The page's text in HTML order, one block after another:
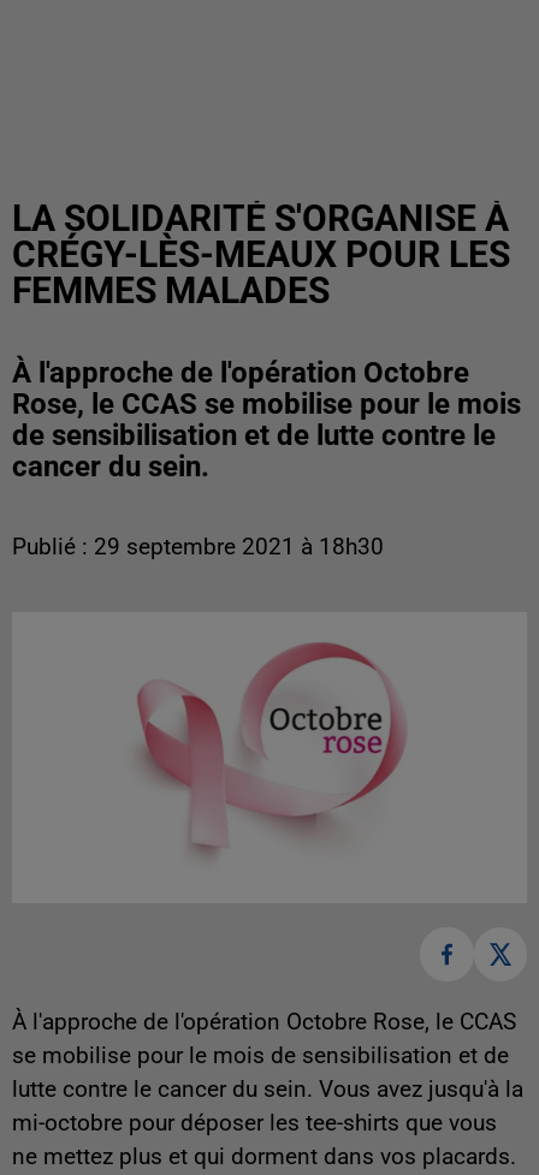
LA SOLIDARITÉ S'ORGANISE À
CRÉGY-LÈS-MEAUX POUR LES
FEMMES MALADES
À l'approche de l'opération Octobre
Rose, le CCAS se mobilise pour le mois
de sensibilisation et de lutte contre le
cancer du sein.
Publié : 29 septembre 2021 à 18h30
À l'approche de l'opération Octobre Rose, le CCAS
se mobilise pour le mois de sensibilisation et de
lutte contre le cancer du sein. Vous avez jusqu'à la
mi-octobre pour déposer les tee-shirts que vous
ne mettez plus et qui dorment dans vos placards.